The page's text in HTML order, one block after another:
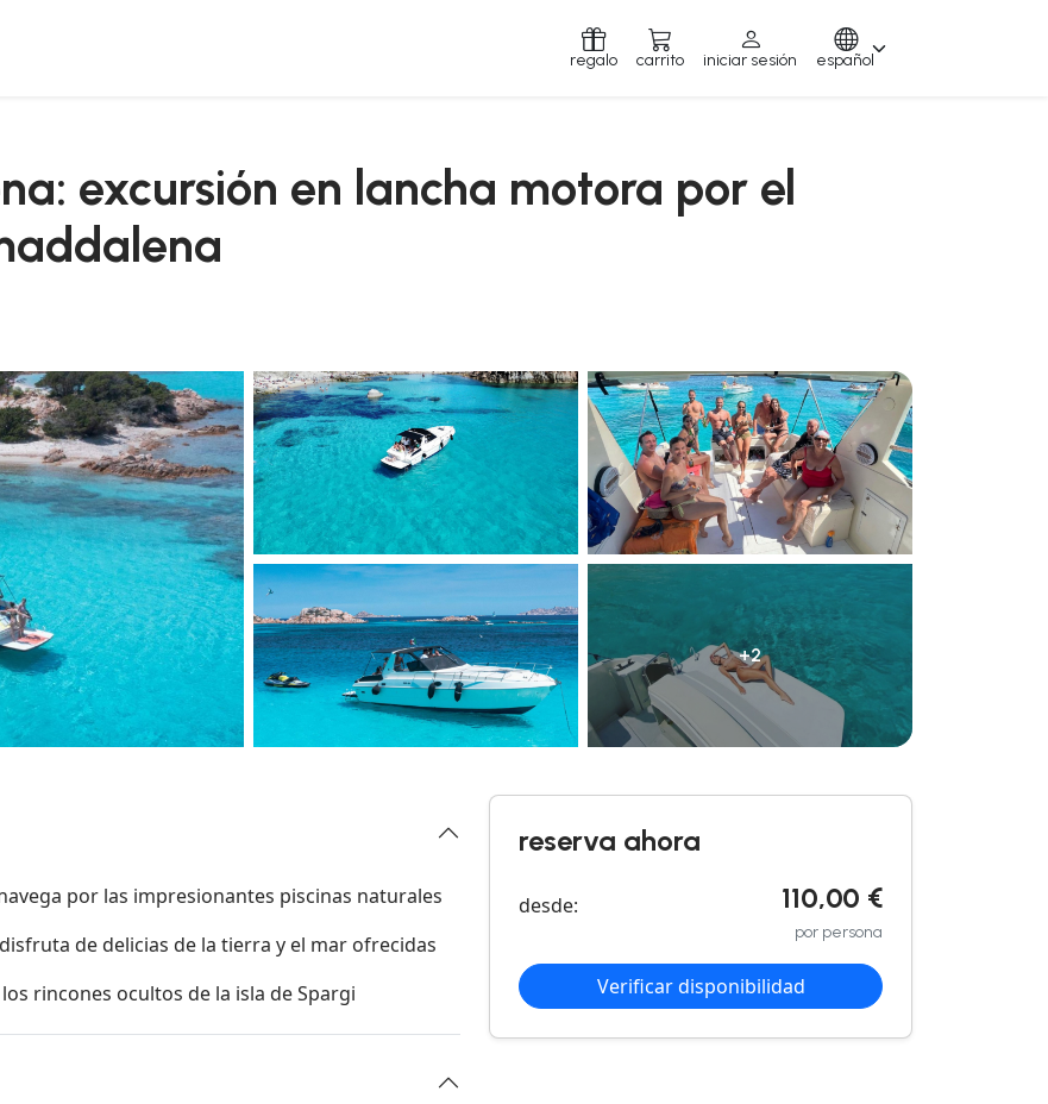
regalo carrito iniciar sesión español
archipiélago de la maddalena
excursión en lancha motora por el
+2
por las impresionantes piscinas naturales
de delicias de la tierra y el mar ofrecidas
rincones ocultos de la isla de Spargi
reserva ahora
desde: 110,00 €
por persona
Verificar disponibilidad